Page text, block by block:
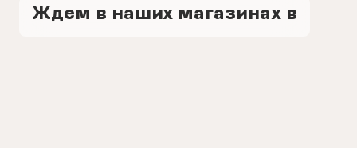
Ждем в наших магазинах в